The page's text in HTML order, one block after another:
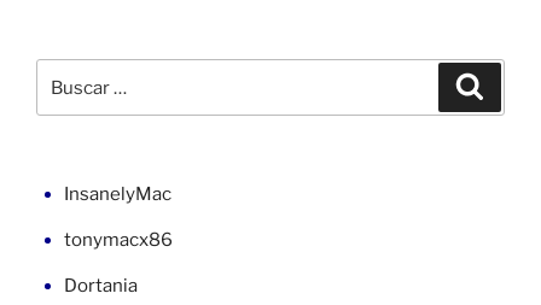
EFI
por:
InsanelyMac
tonymacx86
Dortania